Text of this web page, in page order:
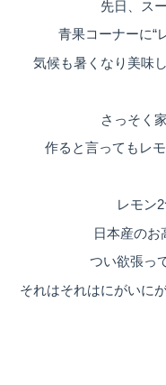
先日、ス
青果コーナーに“
気候も暑くなり美味
さっそく
作ると言ってもレ
レモン
日本産のお
つい欲張っ
それはそれはにがいに